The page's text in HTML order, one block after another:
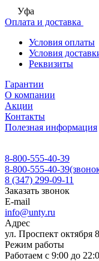
Уфа
Оплата и доставка
Условия оплаты
Условия
Реквизиты
Гарантии
О компании
Акции
Контакты
Полезная информация
8-800-555-40-39
8-800-555-40-39
8 (347) 299-09-11
Заказать звонок
E-mail
info@unty.ru
Адрес
ул. Проспект октября
Режим работы
Работаем с 9:00 до